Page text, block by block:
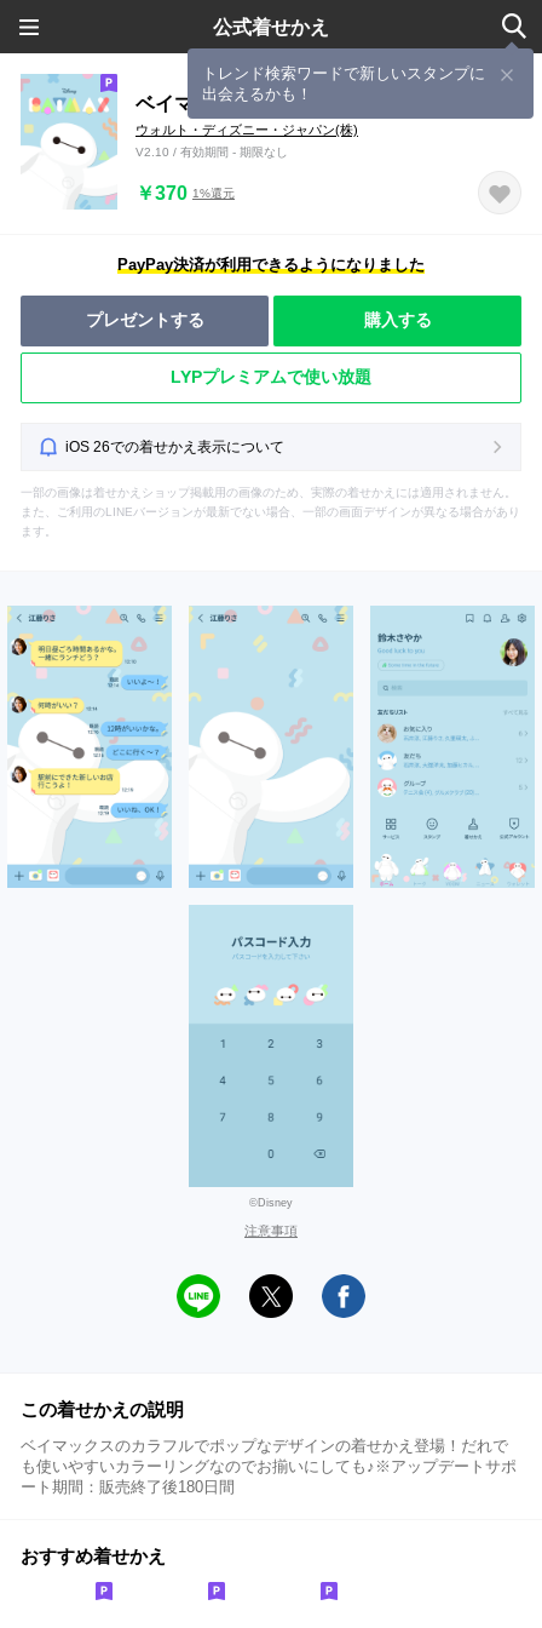
公式着せかえ
トレンド検索ワードで新しいスタンプに
出会えるかも！
ベイマックス（カラフルポップ）
ウォルト・ディズニー・ジャパン(株)
V2.10 / 有効期間 - 期限なし
￥370 1%還元
PayPay決済が利用できるようになりました
プレゼントする 購入する
LYPプレミアムで使い放題
iOS 26での着せかえ表示について
一部の画像は着せかえショップ掲載用の画像のため、実際の着せかえには適用されません。
また、ご利用のLINEバージョンが最新でない場合、一部の画面デザインが異なる場合があり
ます。
©Disney
注意事項
この着せかえの説明
ベイマックスのカラフルでポップなデザインの着せかえ登場！だれで
も使いやすいカラーリングなのでお揃いにしても♪※アップデートサポ
ート期間：販売終了後180日間
おすすめ着せかえ